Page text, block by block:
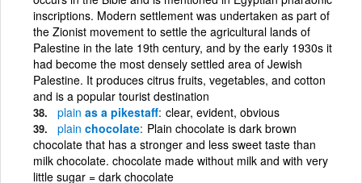
inscriptions. Modern settlement was undertaken as part of
the Zionist movement to settle the agricultural lands of
Palestine in the late 19th century, and by the early 1930s it
had become the most densely settled area of Jewish
Palestine. It produces citrus fruits, vegetables, and cotton
and is a popular tourist destination
plain as a pikestaff clear, evident, obvious
plain chocolate Plain chocolate is dark brown
chocolate that has a stronger and less sweet taste than
milk chocolate. chocolate made without milk and with very
little sugar = dark chocolate